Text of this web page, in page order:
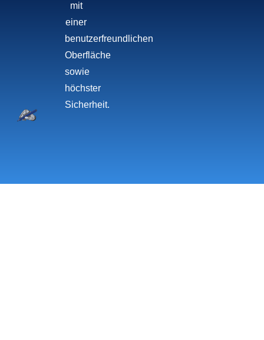
mit
einer
benutzerfreundlichen
Oberfläche
sowie
höchster
Sicherheit.